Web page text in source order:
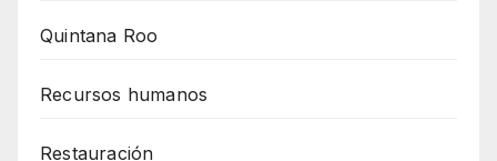
Quintana Roo
Recursos humanos
Restauración